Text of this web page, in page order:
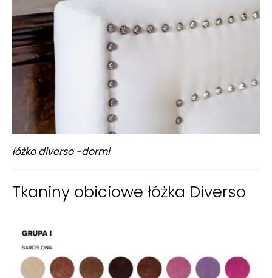
łóżko diverso -dormi
Tkaniny obiciowe łóżka Diverso